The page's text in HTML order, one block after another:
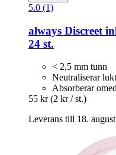
5.0 (1)
always Discreet
24 st.
< 2,5 mm tunn
Neutraliserar
Absorberar
55 kr (2 kr / st.)
Leverans till 18.